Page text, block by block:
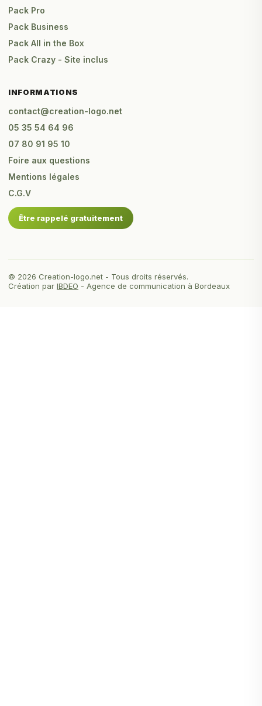
Pack Pro
Pack Business
Pack All in the Box
Pack Crazy - Site inclus
INFORMATIONS
contact@creation-logo.net
05 35 54 64 96
07 80 91 95 10
Foire aux questions
Mentions légales
C.G.V
Être rappelé gratuitement
© 2026 Creation-logo.net - Tous droits réservés.
Création par IBDEO - Agence de communication à Bordeaux